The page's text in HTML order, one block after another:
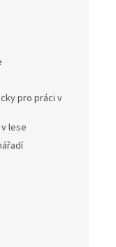
pro práci v
lese